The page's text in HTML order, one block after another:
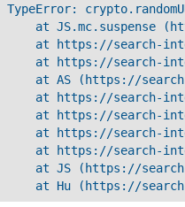
TypeError:
at JS.mc.suspense
at https://search-
at https://search-
at AS (https://
at https://search-
at https://search-
at https://search-
at https://search-
at JS (https://
at Hu (https://